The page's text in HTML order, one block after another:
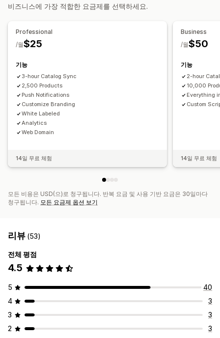
비즈니스에 가장 적합한 요금제를 선택하세요.
Professional
$25
/월
기능
3-hour Catalog Sync
2,500 Products
Push Notifications
Customize Branding
White Labeled
Analytics
Web Domain
14일 무료 체험
Business
$50
/월
기능
2-hour
10,000
Everything
Custom
14일 무료 체험
모든 비용은 USD(으)로 청구됩니다. 반복 요금 및 사용 기반 요금은 30일마다
청구됩니다. 모든 요금제 옵션 보기
리뷰 (53)
전체 평점
4.5
5
40
4
3
3
3
2
3